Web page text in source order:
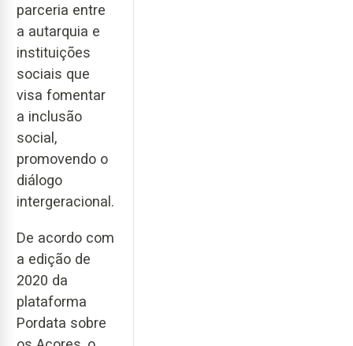
parceria entre
a autarquia e
instituições
sociais que
visa fomentar
a inclusão
social,
promovendo o
diálogo
intergeracional.
De acordo com
a edição de
2020 da
plataforma
Pordata sobre